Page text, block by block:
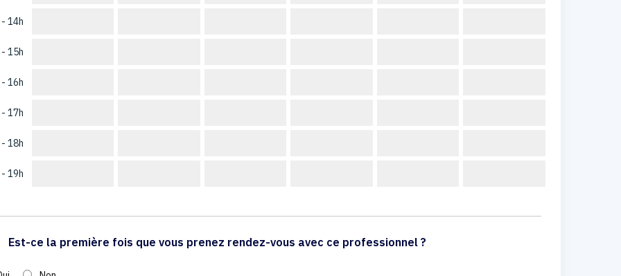
14h
15h
16h
17h
18h
19h
Est-ce la première fois que vous prenez rendez-vous avec ce professionnel ?